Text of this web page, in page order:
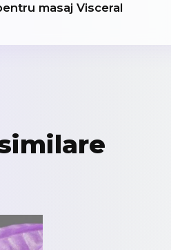
masaj Visceral